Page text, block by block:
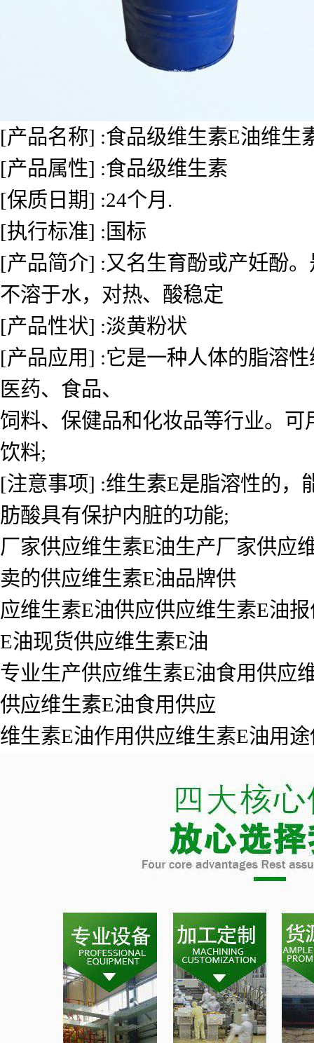
[产品名称] :食品级维生素E油维生
[产品属性] :食品级维生素
[保质日期] :24个月.
[执行标准] :国标
[产品简介] :又名生育酚或产妊酚
不溶于水，对热、酸稳定
[产品性状] :淡黄粉状
[产品应用] :它是一种人体的脂溶
医药、食品、
饲料、保健品和化妆品等行业。
饮料;
[注意事项] :维生素E是脂溶性的，
肪酸具有保护内脏的功能;
厂家供应维生素E油生产厂家供应
卖的供应维生素E油品牌供
应维生素E油供应供应维生素E油
E油现货供应维生素E油
专业生产供应维生素E油食用供应
供应维生素E油食用供应
维生素E油作用供应维生素E油用